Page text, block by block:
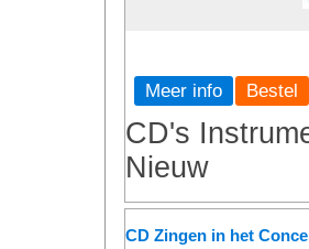
Meer info
CD's
Nieuw
CD Zingen in het